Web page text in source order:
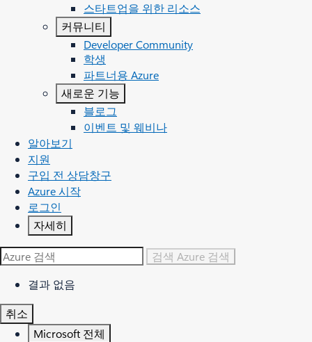
스타트업을 위한 리소스
커뮤니티
Developer Community
학생
파트너용 Azure
새로운 기능
블로그
이벤트 및 웨비나
알아보기
지원
구입 전 상담창구
Azure 시작
로그인
자세히
검색 Azure 검색
결과 없음
취소
Microsoft 전체